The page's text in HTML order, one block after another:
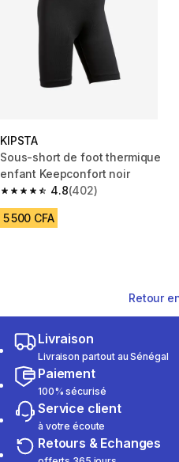
KIPSTA
Sous-short de foot thermique
enfant Keepconfort noir
4.8
4.8 out of 5 stars from 402
(402)
5 500 CFA
Retour
Livraison
Livraison partout au Sénégal
Paiement
100% sécurisé
Service client
à votre écoute
Retours & Echanges